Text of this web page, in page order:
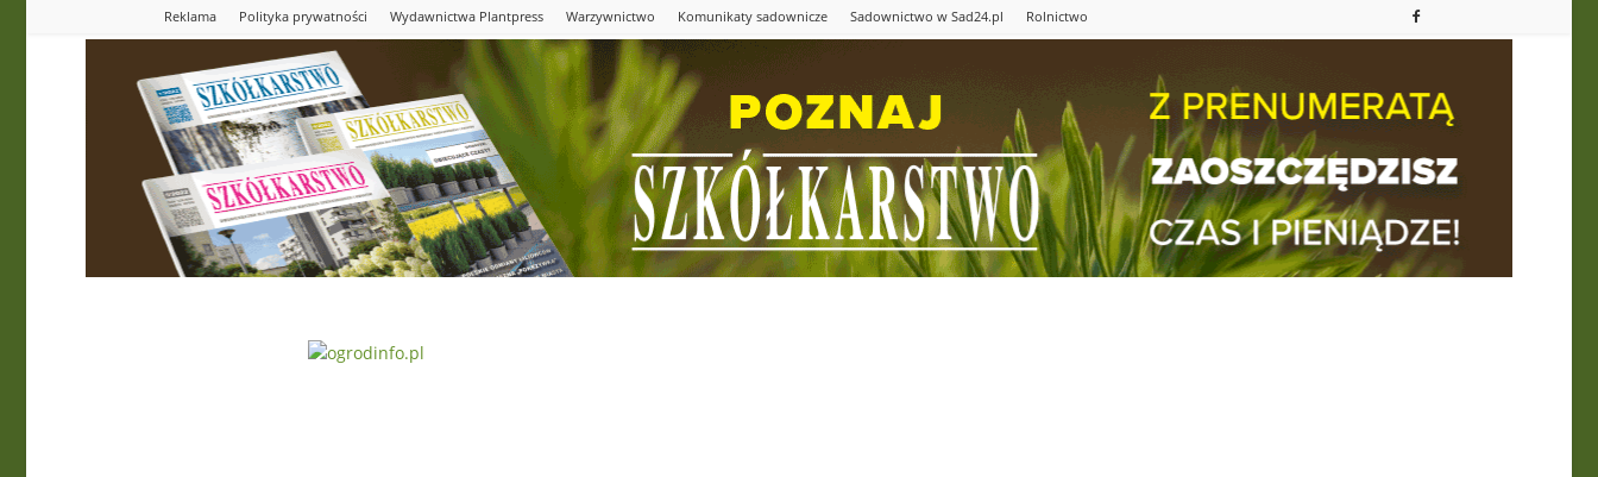
Reklama Polityka prywatności Wydawnictwa Plantpress Warzywnictwo Komunikaty sadownicze Sadownictwo w Sad24.pl Rolnictwo